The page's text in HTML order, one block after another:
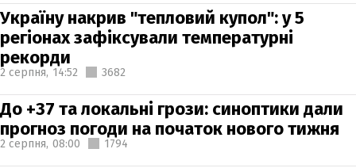
Україну накрив "тепловий купол": у 5
регіонах зафіксували температурні
рекорди
2 серпня, 14:52 3682
До +37 та локальні грози: синоптики дали
прогноз погоди на початок нового тижня
2 серпня, 08:00 1794